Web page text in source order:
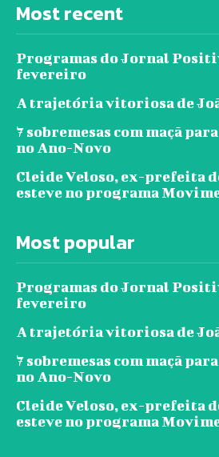
Most recent
Programas do Jornal
fevereiro
A trajetória vitoriosa de
7 sobremesas com maçã
no Ano-Novo
Cleide Veloso, ex-prefeita
esteve no programa
Most popular
Programas do Jornal
fevereiro
A trajetória vitoriosa de
7 sobremesas com maçã
no Ano-Novo
Cleide Veloso, ex-prefeita
esteve no programa